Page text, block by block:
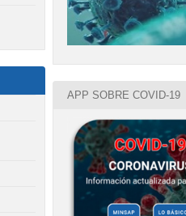
APP SOBRE COVID-19